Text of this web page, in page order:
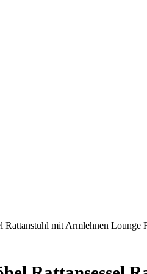
Rattanstuhl mit Armlehnen